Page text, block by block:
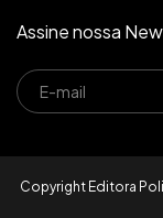
Assine nossa
Copyright Editora